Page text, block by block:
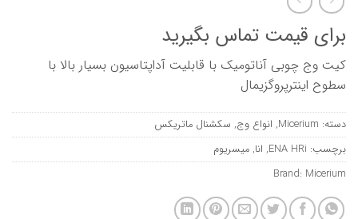
برای قیمت تماس بگیرید
کیت وج چوبی آناتومیک با قابلیت آداپتاسیون بسیار بالا با
سطوح اینترپروگزیمال
دسته: Micerium
, انواع وج, سکشنال ماتریکس
برچسب: ENA HRi
, انا, میسریوم
Brand: Micerium